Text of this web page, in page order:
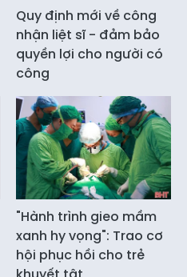
Quy định mới về công
nhận liệt sĩ - đảm bảo
quyền lợi cho người có
công
"Hành trình gieo mầm
xanh hy vọng": Trao cơ
hội phục hồi cho trẻ